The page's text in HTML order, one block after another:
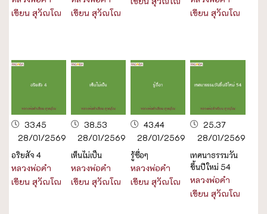
เขียน สุวัณโณ
เขียน สุวัณโณ
เขียน สุวัณโณ
33.45
28/01/2569
อริยสัจ 4
หลวงพ่อคำ
เขียน สุวัณโณ
38.53
28/01/2569
เห็นไม่เป็น
หลวงพ่อคำ
เขียน สุวัณโณ
43.44
28/01/2569
รู้ซื่อๆ
หลวงพ่อคำ
เขียน สุวัณโณ
25.37
28/01/2569
เทศนาธรรมวัน
ขึ้นปีใหม่ 54
หลวงพ่อคำ
เขียน สุวัณโณ